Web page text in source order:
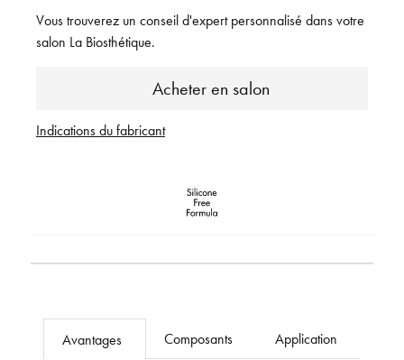
Acheter en salon
Vous trouverez un conseil d'expert personnalisé dans votre
salon La Biosthétique.
Indications du fabricant
Avantages Composants Application